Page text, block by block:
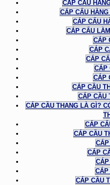
CÁP CẨU
CÁP CẨU
CÁP CẨU
CÁP CẨU
CÁP
CÁP
CÁP
CÁP
CÁP
CÁP CẦU
CÁP CẦU
CÁP CẦU THANG LÀ GÌ?
CÁP
CÁP CẦU
CÁP
CÁP
CÁP CẦU